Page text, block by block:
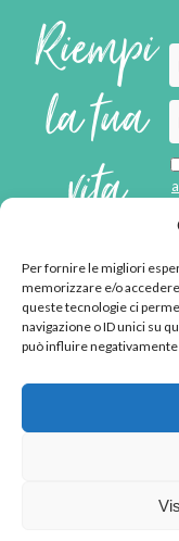
Per fornire le migliori
memorizzare e/o
queste tecnologie ci
navigazione o ID unici su
può influire
Riempi
la tua
vita
di
emozioni
P.IVA 02592570036 -